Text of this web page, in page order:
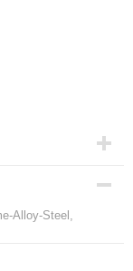
Alloy-Steel,